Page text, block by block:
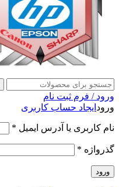
ورود / فرم ثبت نام
ورود ایجاد حساب کاربری
نام کاربری یا آدرس ایمیل *
گذرواژه *
ورود